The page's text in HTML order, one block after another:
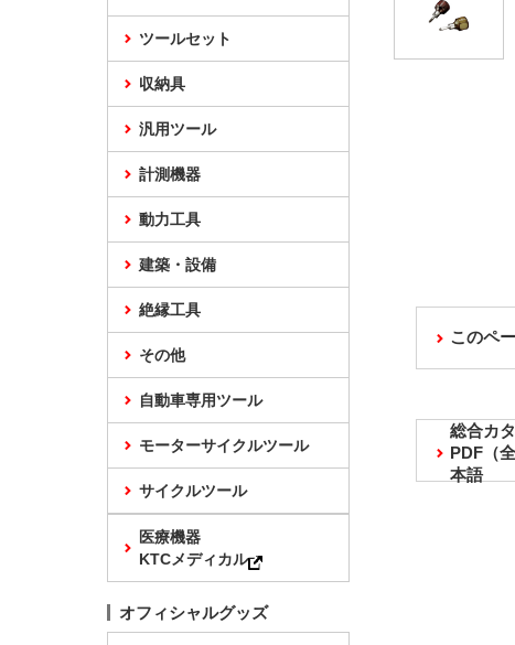
このペ
総合カ
PDF（
本語
ツールセット
収納具
汎用ツール
計測機器
動力工具
建築・設備
絶縁工具
その他
自動車専用ツール
モーターサイクルツール
サイクルツール
医療機器
KTCメディカル
オフィシャルグッズ